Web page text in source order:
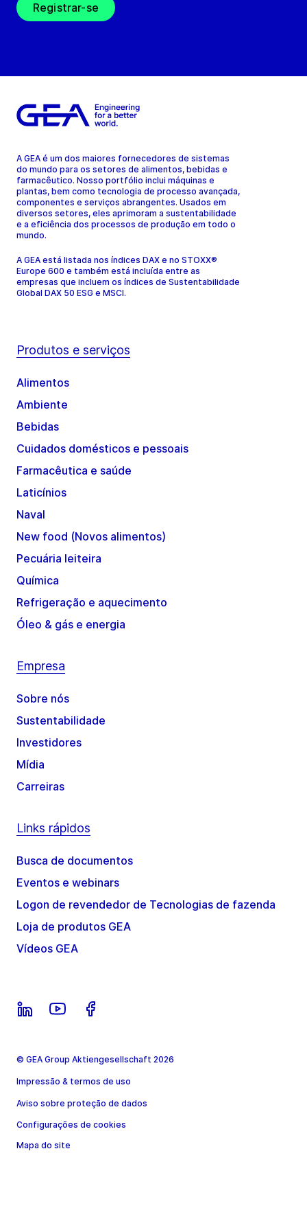
Registrar-se
A GEA é um dos maiores fornecedores de sistemas
do mundo para os setores de alimentos, bebidas e
farmacêutico. Nosso portfólio inclui máquinas e
plantas, bem como tecnologia de processo avançada,
componentes e serviços abrangentes. Usados em
diversos setores, eles aprimoram a sustentabilidade
e a eficiência dos processos de produção em todo o
mundo.
A GEA está listada nos índices DAX e no STOXX®
Europe 600 e também está incluída entre as
empresas que incluem os índices de Sustentabilidade
Global DAX 50 ESG e MSCI.
Produtos e serviços
Alimentos
Ambiente
Bebidas
Cuidados domésticos e pessoais
Farmacêutica e saúde
Laticínios
Naval
New food (Novos alimentos)
Pecuária leiteira
Química
Refrigeração e aquecimento
Óleo & gás e energia
Empresa
Sobre nós
Sustentabilidade
Investidores
Mídia
Carreiras
Links rápidos
Busca de documentos
Eventos e webinars
Logon de revendedor de Tecnologias de fazenda
Loja de produtos GEA
Vídeos GEA
© GEA Group Aktiengesellschaft 2026
Impressão & termos de uso
Aviso sobre proteção de dados
Configurações de cookies
Mapa do site